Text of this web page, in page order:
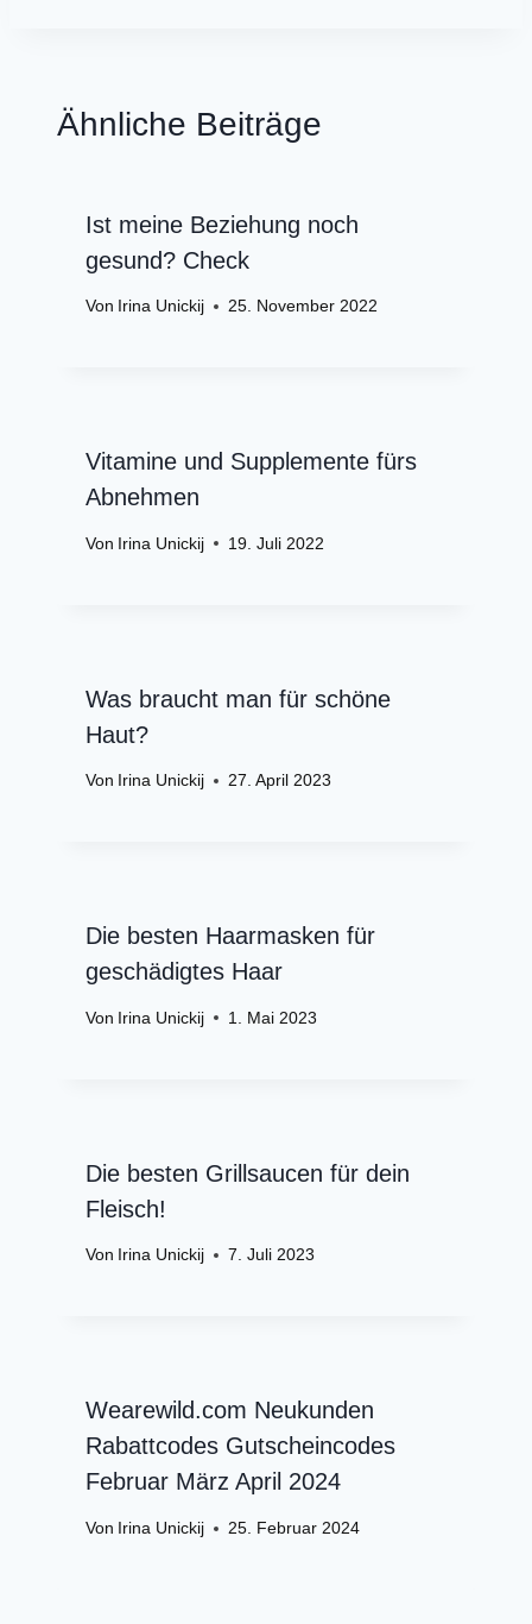
Ähnliche Beiträge
Ist meine Beziehung noch
gesund? Check
Von Irina Unickij 25. November 2022
Vitamine und Supplemente fürs
Abnehmen
Von Irina Unickij 19. Juli 2022
Was braucht man für schöne
Haut?
Von Irina Unickij 27. April 2023
Die besten Haarmasken für
geschädigtes Haar
Von Irina Unickij 1. Mai 2023
Die besten Grillsaucen für dein
Fleisch!
Von Irina Unickij 7. Juli 2023
Wearewild.com Neukunden
Rabattcodes Gutscheincodes
Februar März April 2024
Von Irina Unickij 25. Februar 2024